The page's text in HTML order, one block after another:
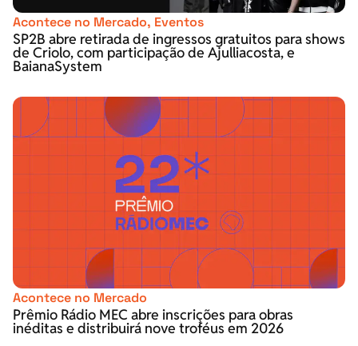
Acontece no Mercado, Eventos
SP2B abre retirada de ingressos gratuitos para shows
de Criolo, com participação de Ajulliacosta, e
BaianaSystem
Acontece no Mercado
Prêmio Rádio MEC abre inscrições para obras
inéditas e distribuirá nove troféus em 2026